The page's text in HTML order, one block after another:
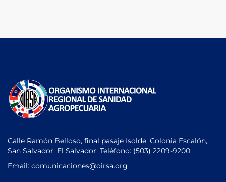
Calle Ramón Belloso, final pasaje Isolde, Colonia Escalón,
San Salvador, El Salvador. Teléfono: (503) 2209-9200
Email: comunicaciones@oirsa.org